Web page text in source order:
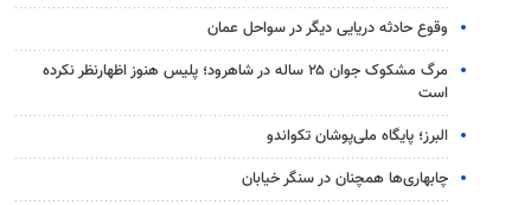
وقوع حادثه دریایی دیگر در سواحل عمان
مرگ مشکوک جوان ۲۵ ساله در شاهرود؛ پلیس هنوز اظهارنظر نکرده
است
البرز؛ پایگاه ملی‌پوشان تکواندو
چابهاری‌ها همچنان در سنگر خیابان